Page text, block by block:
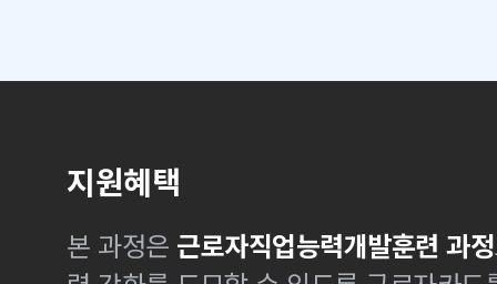
지원혜택
본 과정은 근로자직업능력개발훈련 과정